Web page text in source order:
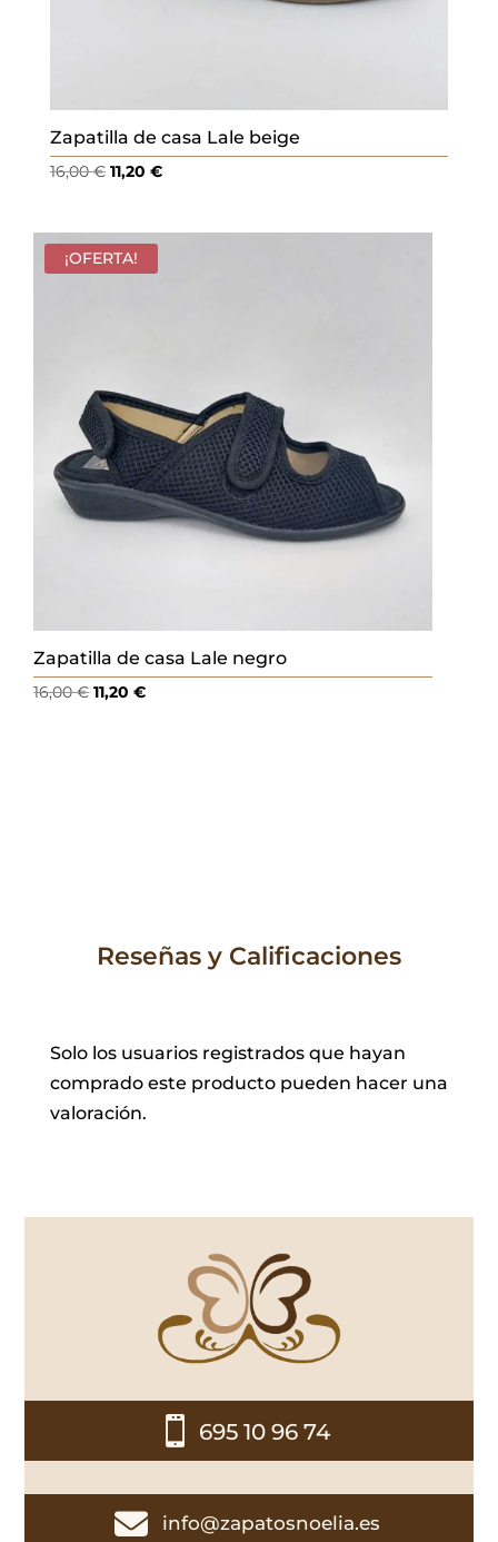
Zapatilla de casa Lale beige
16,00€ El
original
era:
11,20 €El
actual
¡OFERTA!
Zapatilla de casa Lale negro
16,00€El
11,20€El
Reseñas y Calificaciones
Solo los usuarios registrados que hayan
comprado este producto pueden hacer una
valoración.
 695 10 96 74
 info@zapatosnoelia.es